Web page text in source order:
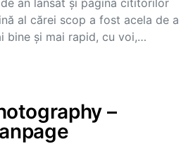
an lansat şi pagina cititorilor
al cărei scop a fost acela de a
bine şi mai rapid, cu voi,…
–